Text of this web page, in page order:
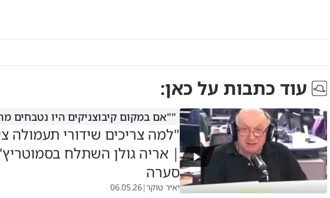
עוד כתבות על כאן:
""אם במקום קיבוצניקים היו נטבחים
"למה צריכים שידורי תעמולה
| אריה גולן השתלח בסמוטריץ'
סערה
יאיר טוקר|
06.05.26